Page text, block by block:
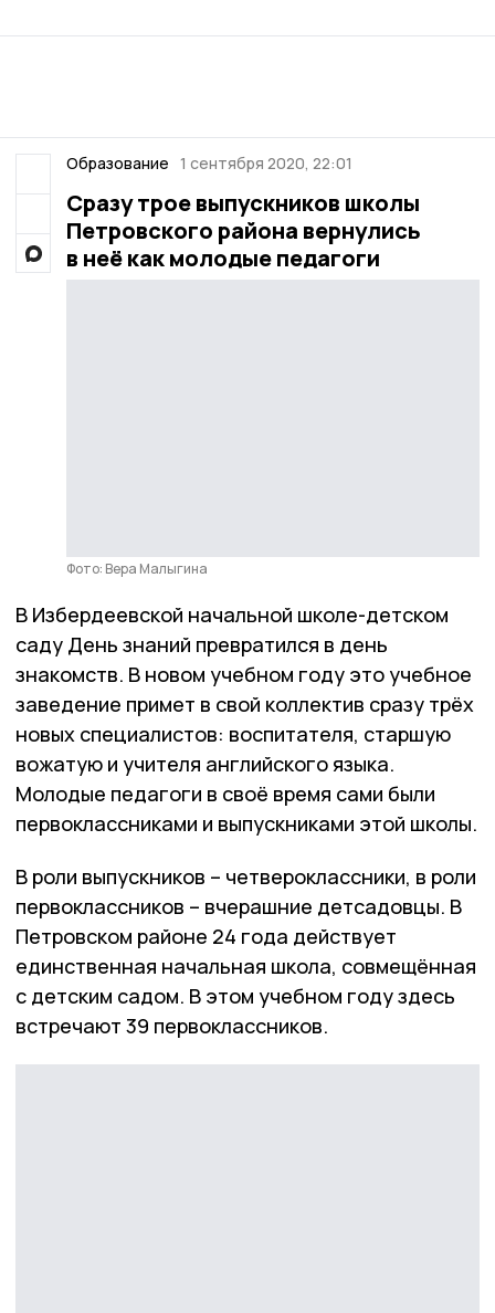
Образование 1 сентября 2020, 22:01
Сразу трое выпускников школы
Петровского района вернулись
в неё как молодые педагоги
Фото: Вера Малыгина
В Избердеевской начальной школе-детском
саду День знаний превратился в день
знакомств. В новом учебном году это учебное
заведение примет в свой коллектив сразу трёх
новых специалистов: воспитателя, старшую
вожатую и учителя английского языка.
Молодые педагоги в своё время сами были
первоклассниками и выпускниками этой школы.
В роли выпускников – четвероклассники, в роли
первоклассников – вчерашние детсадовцы. В
Петровском районе 24 года действует
единственная начальная школа, совмещённая
с детским садом. В этом учебном году здесь
встречают 39 первоклассников.